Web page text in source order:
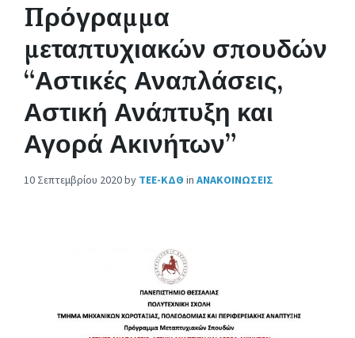
Πρόγραμμα
μεταπτυχιακών σπουδών
“Αστικές Αναπλάσεις,
Αστική Ανάπτυξη και
Αγορά Ακινήτων”
10 Σεπτεμβρίου 2020by ΤΕΕ-ΚΔΘ in ΑΝΑΚΟΙΝΩΣΕΙΣ